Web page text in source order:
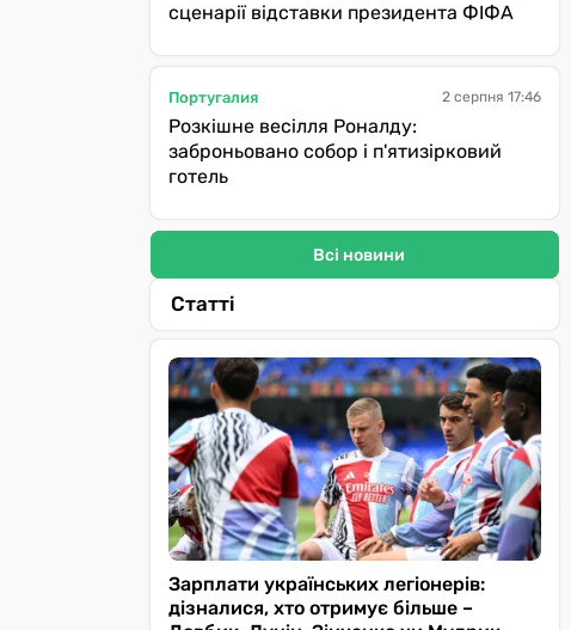
сценарії відставки президента ФІФА
Португалия 2 серпня 17:46
Розкішне весілля Роналду:
заброньовано собор і п'ятизірковий
готель
Всі новини
Статті
Зарплати українських легіонерів:
дізналися, хто отримує більше –